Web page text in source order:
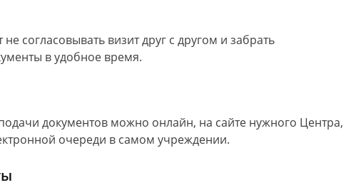
согласовывать визит друг с другом и забрать
в удобное время.
документов можно онлайн, на сайте нужного Центра,
очереди в самом учреждении.